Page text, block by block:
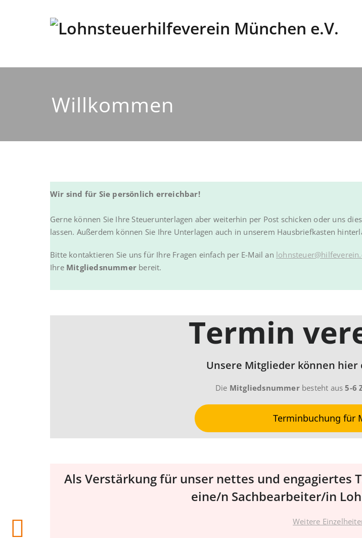
Lohnsteuerhilfeverein München e.V.
Willkommen
Wir sind für Sie persönlich erreichbar!
Gerne können Sie Ihre Steuerunterlagen aber weiterhin per Post schicken oder uns
lassen. Außerdem können Sie Ihre Unterlagen auch in unserem Hausbriefkasten
Bitte kontaktieren Sie uns für Ihre Fragen einfach per E-Mail an
Ihre Mitgliedsnummer bereit.
Termin
Unsere Mitglieder können hier
Die Mitgliedsnummerbesteht aus5-6
Terminbuchung für
Als Verstärkung für unser nettes und engagiertes
eine/n Sachbearbeiter/in
Weitere